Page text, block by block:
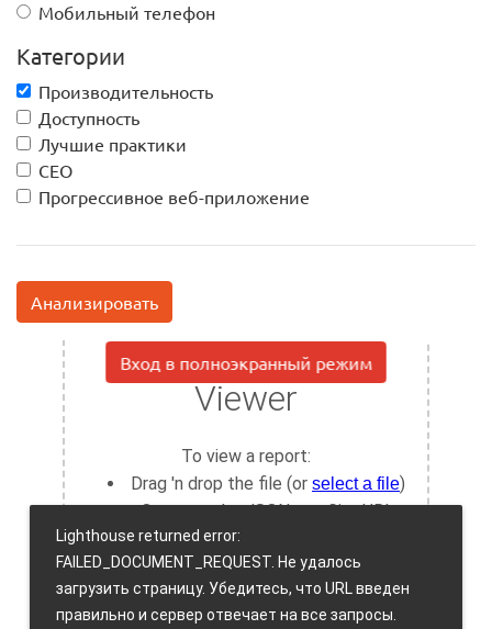
Мобильный телефон
Категории
Производительность
Доступность
Лучшие практики
СЕО
Прогрессивное веб-приложение
Анализировать
Вход в полноэкранный режим